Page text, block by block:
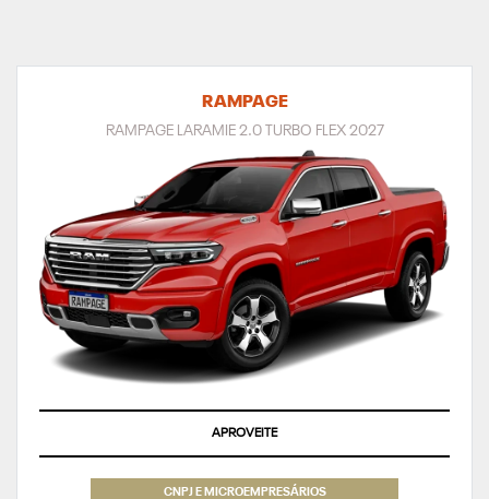
RAMPAGE
RAMPAGE LARAMIE 2.0 TURBO FLEX 2027
SUPERVALORIZAÇÃO DO SEU SEMINOVO OU TAXA ZERO
CNPJ E MICROEMPRESÁRIOS